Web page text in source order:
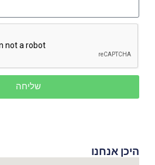
שליחה
היכן אנחנו